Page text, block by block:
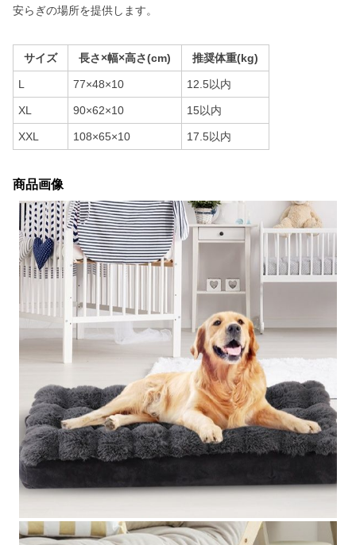
安らぎの場所を提供します。
サイズ 長さ×幅×高さ(cm) 推奨体重(kg)
L 77×48×10 12.5以内
XL 90×62×10 15以内
XXL 108×65×10 17.5以内
商品画像